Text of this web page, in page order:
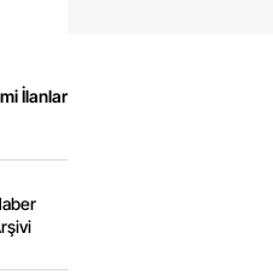
İlanlar